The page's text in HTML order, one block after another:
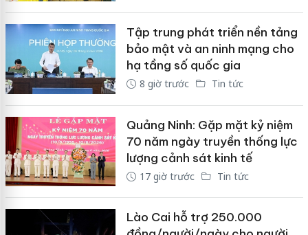
Tập trung phát triển nền tảng
bảo mật và an ninh mạng cho
hạ tầng số quốc gia
8 giờ trước Tin tức
Quảng Ninh: Gặp mặt kỷ niệm
70 năm ngày truyền thống lực
lượng cảnh sát kinh tế
17 giờ trước Tin tức
Lào Cai hỗ trợ 250.000